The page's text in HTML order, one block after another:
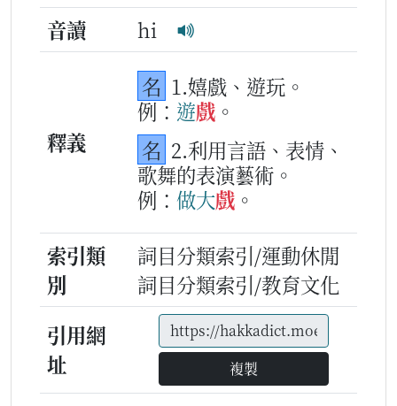
音讀 hi
釋義
名 1.嬉戲、遊玩。
例： 遊戲 。
名 2.利用言語、表情、
歌舞的表演藝術。
例： 做大戲 。
索引類
別
詞目分類索引/運動休閒
詞目分類索引/教育文化
引用網
址
複製